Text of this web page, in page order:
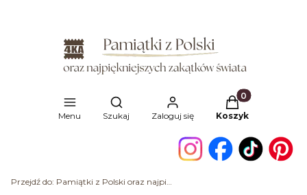
Menu
Otwórz wyszukiwarkę
Szukaj Zaloguj się
Produkty w
Koszyk
Przejdź do: Pamiątki z Polski oraz najpiękniejszych zakątków świata